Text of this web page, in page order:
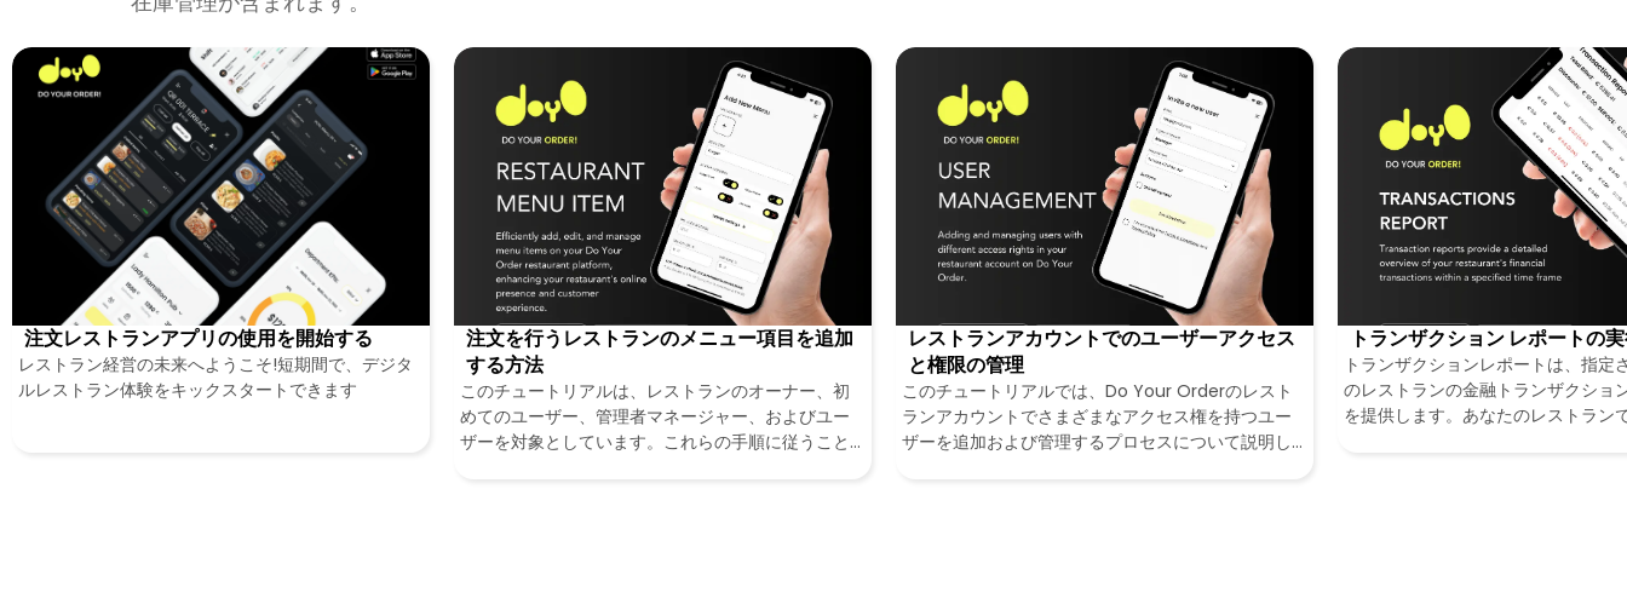
注文レストランアプリの使用を開始する
レストラン経営の未来へようこそ!短期間で、デジタ
ルレストラン体験をキックスタートできます
注文を行うレストランのメニュー項目を追加
する方法
このチュートリアルは、レストランのオーナー、初
めてのユーザー、管理者マネージャー、およびユー
ザーを対象としています。これらの手順に従うこと
レストランアカウントでのユーザーアクセス
と権限の管理
このチュートリアルでは、Do Your Orderのレスト
ランアカウントでさまざまなアクセス権を持つユー
ザーを追加および管理するプロセスについて説明し
トランザクション レポートの
トランザクションレポートは、指定
のレストランの金融トランザクショ
を提供します。あなたのレストラン